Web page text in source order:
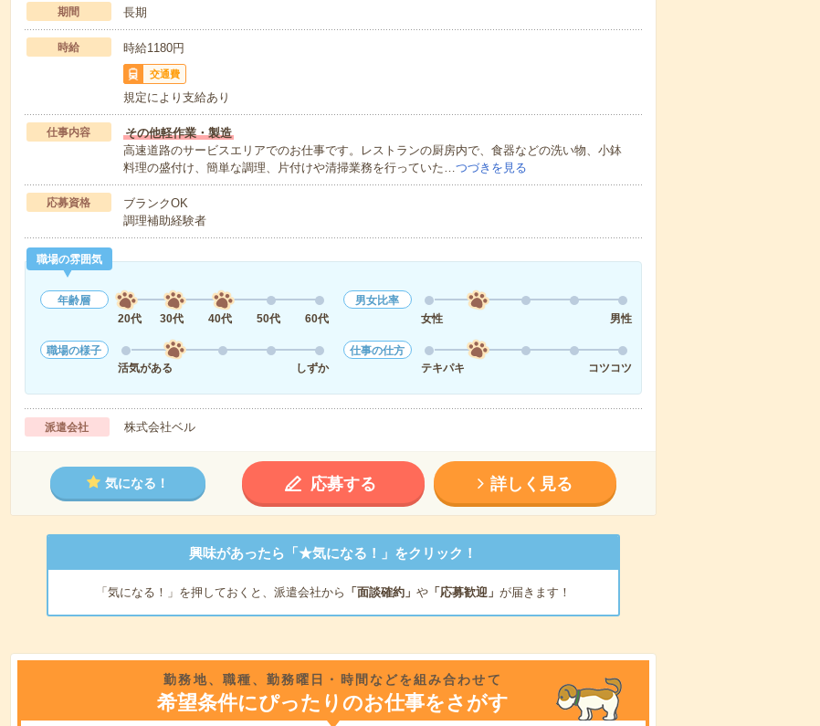
期間 長期
時給 時給1180円
交通費
規定により支給あり
仕事内容
その他軽作業・製造
高速道路のサービスエリアでのお仕事です。レストランの厨房内で、食器などの洗い物、小鉢
料理の盛付け、簡単な調理、片付けや清掃業務を行っていた…つづきを見る
応募資格
ブランクOK
調理補助経験者
職場の雰囲気
年齢層
20代
30代 40代 50代 60代
男女比率
女性
男性
職場の様子
活気がある
しずか
仕事の仕方
テキパキ
コツコツ
派遣会社 株式会社ベル
気になる！ 応募する 詳しく見る
興味があったら「★気になる！」をクリック！
「気になる！」を押しておくと、派遣会社から 「面談確約」 や「応募歓迎」 が届きます！
勤務地、職種、勤務曜日・時間などを組み合わせて
希望条件にぴったりのお仕事をさがす